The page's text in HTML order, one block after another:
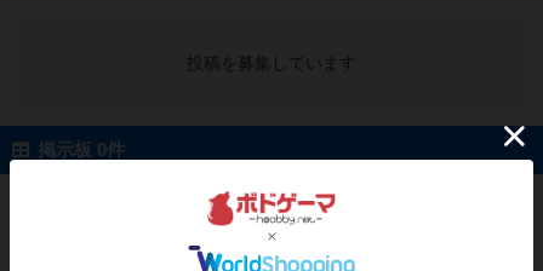
投稿を募集しています
掲示板 0件
投稿を募集しています